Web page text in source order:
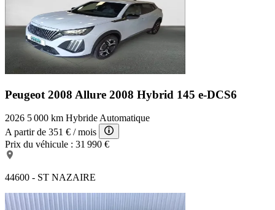
Peugeot 2008 Allure 2008 Hybrid 145 e-DCS6
2026 5 000 km Hybride Automatique
A partir de 351 € / mois
Prix du véhicule : 31 990 €
44600 - ST NAZAIRE